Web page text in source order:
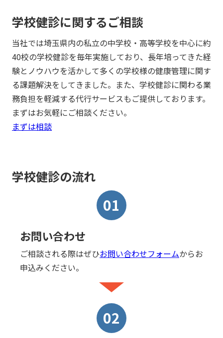
学校健診に関するご相談
当社では埼玉県内の私立の中学校・高等学校を中心に約
40校の学校健診を毎年実施しており、長年培ってきた経
験とノウハウを活かして多くの学校様の健康管理に関す
る課題解決をしてきました。 また、学校健診に関わる業
務負担を軽減する代行サービスもご提供しております。
まずはお気軽にご相談ください。
まずは相談
学校健診の流れ
01
お問い合わせ
ご相談される際はぜひお問い合わせフォームからお
申込みください。
02